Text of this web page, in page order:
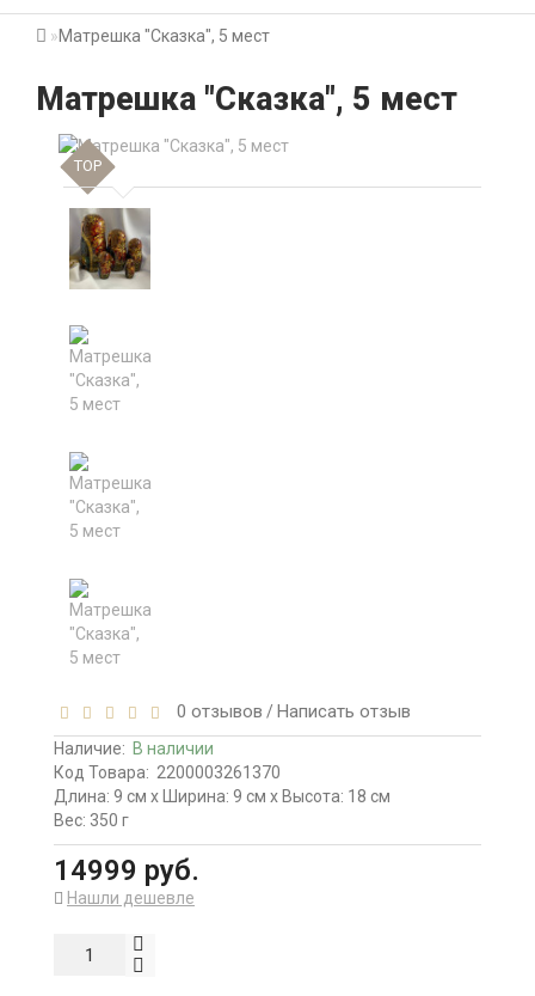
Матрешка "Сказка", 5 мест
Матрешка "Сказка", 5 мест
TOP
0 отзывов / Написать отзыв
Наличие: В наличии
Код Товара: 2200003261370
Длина: 9 см x Ширина: 9 см x Высота: 18 см
Вес: 350 г
14999 руб.
Нашли дешевле